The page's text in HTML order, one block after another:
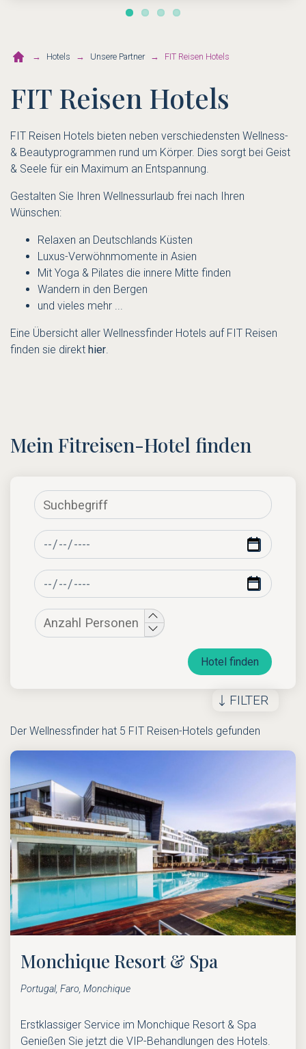
Hotels Unsere Partner FIT Reisen Hotels
FIT Reisen Hotels
FIT Reisen Hotels bieten neben verschiedensten Wellness-
& Beautyprogrammen rund um Körper. Dies sorgt bei Geist
& Seele für ein Maximum an Entspannung.
Gestalten Sie Ihren Wellnessurlaub frei nach Ihren
Wünschen:
Relaxen an Deutschlands Küsten
Luxus-Verwöhnmomente in Asien
Mit Yoga & Pilates die innere Mitte finden
Wandern in den Bergen
und vieles mehr ...
Eine Übersicht aller Wellnessfinder Hotels auf FIT Reisen
finden sie direkt hier.
Mein Fitreisen-Hotel finden
Hotel finden
FILTER
Der Wellnessfinder hat 5 FIT Reisen-Hotels gefunden
Monchique Resort & Spa
Portugal, Faro, Monchique
Erstklassiger Service im Monchique Resort & Spa
Genießen Sie jetzt die VIP-Behandlungen des Hotels.